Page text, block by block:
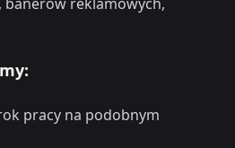
pracy na podobnym